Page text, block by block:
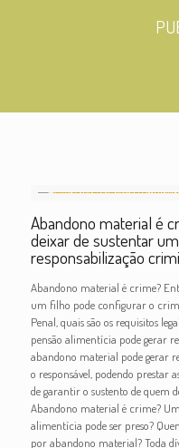
Abandono material é
deixar de sustentar
responsabilização
Abandono material é crime?
um filho pode configurar o
Penal, quais são os requisitos
pensão alimentícia pode gerar
abandono material pode gerar
o responsável, podendo prestar
de garantir o sustento de quem
Abandono material é crime?
alimentícia pode ser preso?
por abandono material? Toda